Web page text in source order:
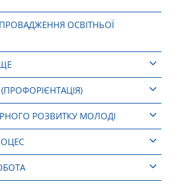
ПРОВАДЖЕННЯ ОСВІТНЬОЇ
(ПРОФОРІЄНТАЦІЯ)
РОЗВИТКУ МОЛОДІ